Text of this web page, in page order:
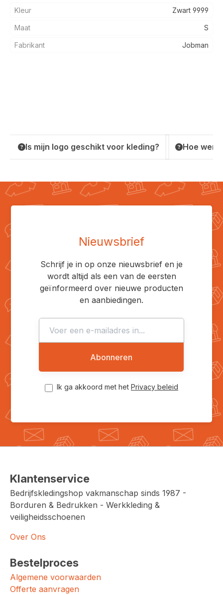
Kleur Zwart 9999
Maat S
Fabrikant Jobman
Is mijn logo geschikt voor kleding? Hoe
Nieuwsbrief
Schrijf je in op onze nieuwsbrief en je
wordt altijd als een van de eersten
geïnformeerd over nieuwe producten
en aanbiedingen.
Abonneren
Ik ga akkoord met het Privacy beleid
Klantenservice
Bedrijfskledingshop vakmanschap sinds 1987 -
Borduren & Bedrukken - Werkkleding &
veiligheidsschoenen
Over Ons
Bestelproces
Algemene voorwaarden
Offerte aanvragen